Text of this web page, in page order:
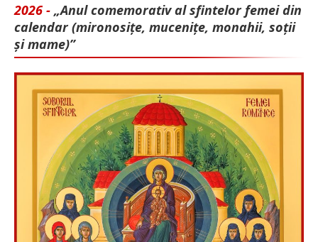
2026 - „Anul comemorativ al sfintelor femei din
calendar (mironosițe, mu­cenițe, monahii, soții
și mame)”